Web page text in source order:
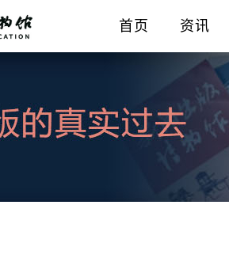
首页 资讯